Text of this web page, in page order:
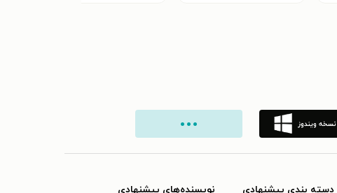
دسته بندی پیشنهادی
نویسنده‌های پیشنهادی